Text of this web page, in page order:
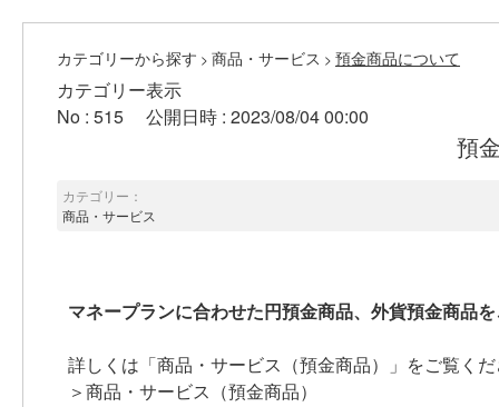
カテゴリーから探す > 商品・サービス > 預金商品について
カテゴリー表示
No : 515
公開日時 : 2023/08/04 00:00
預
カテゴリー：
商品・サービス
マネープランに合わせた円預金商品、外貨預金商品
詳しくは「商品・サービス（預金商品）」をご覧く
＞商品・サービス（預金商品）